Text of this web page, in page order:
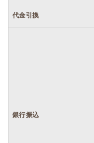
代金引換
銀行振込